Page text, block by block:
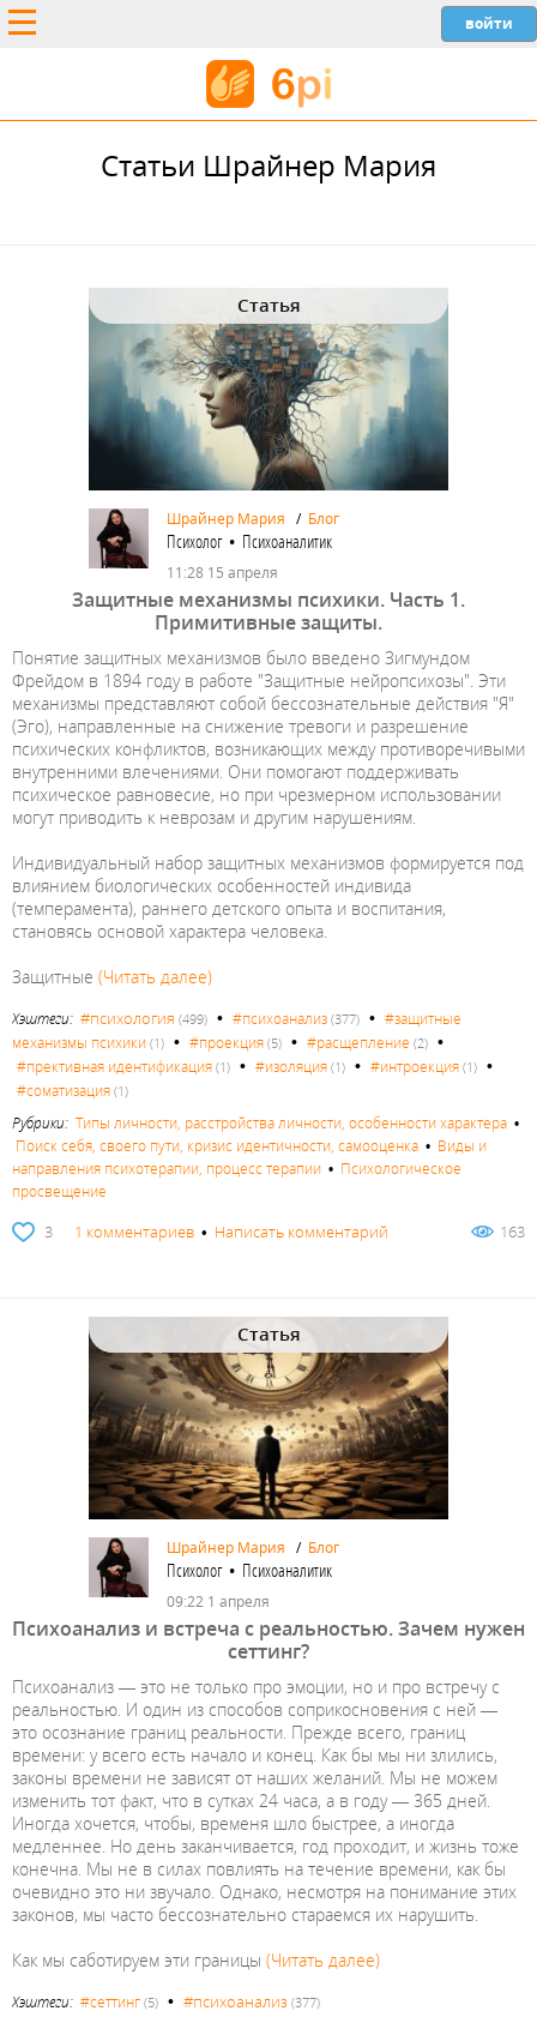
Статьи Шрайнер Мария
Статья
Шрайнер Мария / Блог
Психолог • Психоаналитик
11:28 15 апреля
Защитные механизмы психики. Часть 1.
Примитивные защиты.
Понятие защитных механизмов было введено Зигмундом
Фрейдом в 1894 году в работе "Защитные нейропсихозы". Эти
механизмы представляют собой бессознательные действия "Я"
(Эго), направленные на снижение тревоги и разрешение
психических конфликтов, возникающих между противоречивыми
внутренними влечениями. Они помогают поддерживать
психическое равновесие, но при чрезмерном использовании
могут приводить к неврозам и другим нарушениям.
Индивидуальный набор защитных механизмов формируется под
влиянием биологических особенностей индивида
(темперамента), раннего детского опыта и воспитания,
становясь основой характера человека.
Защитные (Читать далее)
Хэштеги: #психология (499) • #психоанализ (377) • #защитные
механизмы психики (1) • #проекция (5) • #расщепление (2) •
#прективная идентификация (1) • #изоляция (1) • #интроекция (1) •
#соматизация (1)
Рубрики: Типы личности, расстройства личности, особенности характера •
Поиск себя, своего пути, кризис идентичности, самооценка • Виды и
направления психотерапии, процесс терапии • Психологическое
просвещение
3 1 комментариев • Написать комментарий 163
Статья
Шрайнер Мария / Блог
Психолог • Психоаналитик
09:22 1 апреля
Психоанализ и встреча с реальностью. Зачем нужен
сеттинг?
Психоанализ — это не только про эмоции, но и про встречу с
реальностью. И один из способов соприкосновения с ней —
это осознание границ реальности. Прежде всего, границ
времени: у всего есть начало и конец. Как бы мы ни злились,
законы времени не зависят от наших желаний. Мы не можем
изменить тот факт, что в сутках 24 часа, а в году — 365 дней.
Иногда хочется, чтобы, временя шло быстрее, а иногда
медленнее. Но день заканчивается, год проходит, и жизнь тоже
конечна. Мы не в силах повлиять на течение времени, как бы
очевидно это ни звучало. Однако, несмотря на понимание этих
законов, мы часто бессознательно стараемся их нарушить.
Как мы саботируем эти границы (Читать далее)
Хэштеги: #сеттинг (5) • #психоанализ (377)